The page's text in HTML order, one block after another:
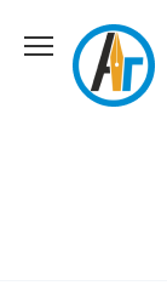
содержанию